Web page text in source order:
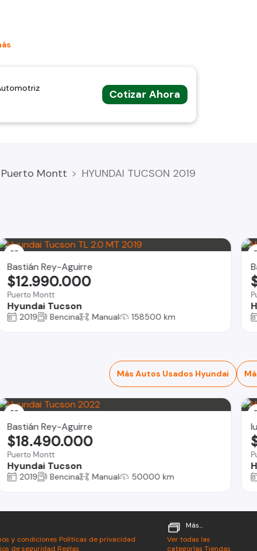
Cotizar Ahora
Puerto Montt HYUNDAI TUCSON 2019
Bastián Rey-Aguirre
Puerto Montt
Hyundai Tucson
$12.990.000
2019 Bencina Manual 158500 km
Más Autos Usados Hyundai
Bastián Rey-Aguirre
Puerto Montt
Hyundai Tucson
$18.490.000
2019 Bencina Manual 50000 km
y condiciones Políticas de privacidad
de seguridad Reglas
Más...
Ver todas las
categorías Tiendas